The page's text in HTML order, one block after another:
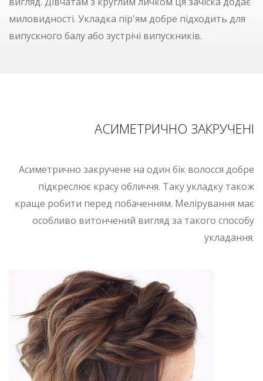
миловидності. Укладка пір'ям добре підходить для
випускного балу або зустрічі випускників.
АСИМЕТРИЧНО ЗАКРУЧЕНІ
Асиметрично закручене на один бік волосся добре
підкреслює красу обличчя. Таку укладку також
краще робити перед побаченням. Мелірування має
особливо витончений вигляд за такого способу
укладання.